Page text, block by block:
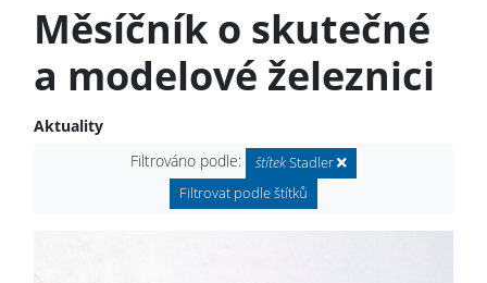
Měsíčník o skutečné
a modelové železnici
Aktuality
Filtrováno podle:
štítekStadler
Filtrovat podle štítků